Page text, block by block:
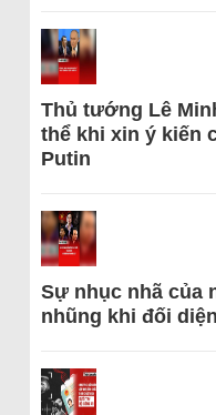
Thủ tướng Lê
thể khi xin ý kiến
Putin
Sự nhục nhã của
nhũng khi đối